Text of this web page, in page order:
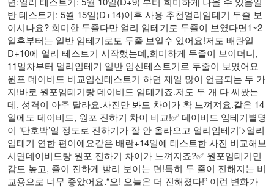
반 테스트기: 5월 15일(D+14)이후 사용 추천얼리임테기 두줄 보
이시나요? 희미한 두줄다만 얼리 임테기로 두줄이 보였다면1~2
일후부터는 일반 임테기로도 두줄 보일수 있어요!저도 배란일
D+10에 얼리 테스트기 시작했는데,희미하게 두줄이 보이더니,
11일차부터 얼리임테기 일반 임신테스트기로 두줄이 보였어요
원포 데이비드 비교임신테스트기 하면 제일 많이 언급되는 두 가
지!바로 원포임테기랑 데이비드 임테기죠.저도 두 개 다 써봤는
데, 성격이 아주 달라요.사진만 봐도 차이가 확 느껴져요.같은 14
일에도 데이비드, 원포 진하기 차이 비교!✅ 데이비드 임테기별명
이 ‘단호박’일 정도로 진하기가 잘 안 올라오고 얼리임테기'>얼리
임테기 연한 편이에요같은 배란+14일에 테스트한 사진 비교해보
시면데이비드랑 원포 진하기 차이가 느껴지죠?​✅ 원포임테기민
감도 높고, 줄이 진하게 빨리 보이는 편!특히 두 줄이 진해지는 비
교용으로 너무 좋았어요.“오! 오늘은 더 진해졌다!” 이런 변화가